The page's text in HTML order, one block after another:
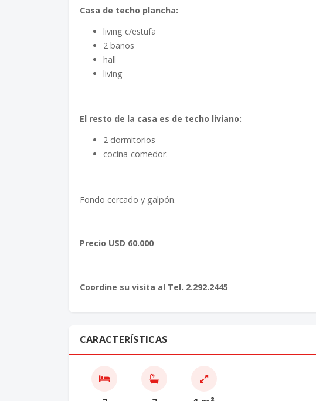
Casa de techo plancha:
living c/estufa
2 baños
hall
living
El resto de la casa es de techo liviano:
2 dormitorios
cocina-comedor.
Fondo cercado y galpón.
Precio USD 60.000
Coordine su visita al Tel. 2.292.2445
CARACTERÍSTICAS